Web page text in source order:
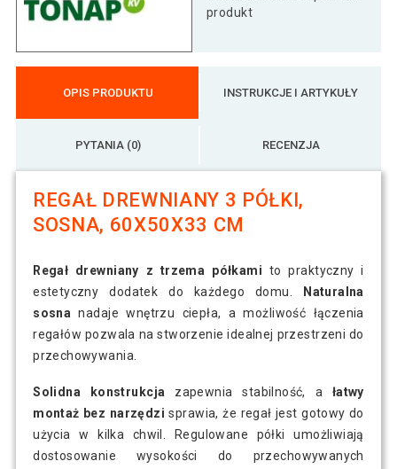
produkt
OPIS PRODUKTU INSTRUKCJE I ARTYKUŁY
PYTANIA (0) RECENZJA
REGAŁ DREWNIANY 3 PÓŁKI,
SOSNA, 60X50X33 CM
Regał drewniany z trzema półkami to praktyczny i
estetyczny dodatek do każdego domu.
Naturalna
sosna nadaje wnętrzu ciepła, a możliwość łączenia
regałów pozwala na stworzenie idealnej przestrzeni do
przechowywania.
Solidna konstrukcja zapewnia stabilność, a łatwy
montaż bez narzędzi sprawia, że regał jest gotowy do
użycia w kilka chwil. Regulowane półki umożliwiają
dostosowanie wysokości do przechowywanych